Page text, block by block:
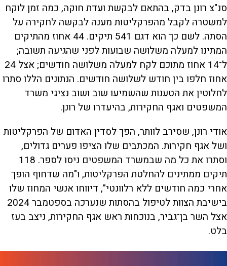
סנ"צ רונן בדק, בהתאם לבקשת ועדת חוקה, כמה זמן לוקח
למשטרה לקבל מהפרקליטות מענה לבקשה לחקירה על
הסתה. לשם כך הוא דגם 541 תיקים. 44 אחוז מהתיקים
המתינו למעלה משלושה שבועות לפני שהגיעה תשובה;
ל־14 אחוז מתוכם לקח למעלה משלושה חודשים; אצל 24
אחוז חלפו בין חודש לשלושה חודשים. הנתונים הללו סתרו
לחלוטין את הטענות שהשמיעו שוב ושוב נציגי משרד
המשפטים ואגף החקירות, בהיעדרו של רונן.
אודי רונן, שסירב לוותר, הפך לסדין האדום של הפרקליטות
ושל אגף חקירות. המכתבים שלו הציפו פערים גדולים,
וסתרו את כל מה שבמשרד המשפטים ניסו לספר. 118
תיקים ממתינים להחלטת הפרקליטות, ו"מה שדחוף הופך
אחרי כמה חודשים ללא רלוונטי", דיווחו אנשי המחוז שלו
בישיבת הצוות לטיפול בהסתות שנערכה בספטמבר 2024
אצל השר בן־גביר, בנוכחות ראש אגף החקירות, ניצב בעז
בלט.